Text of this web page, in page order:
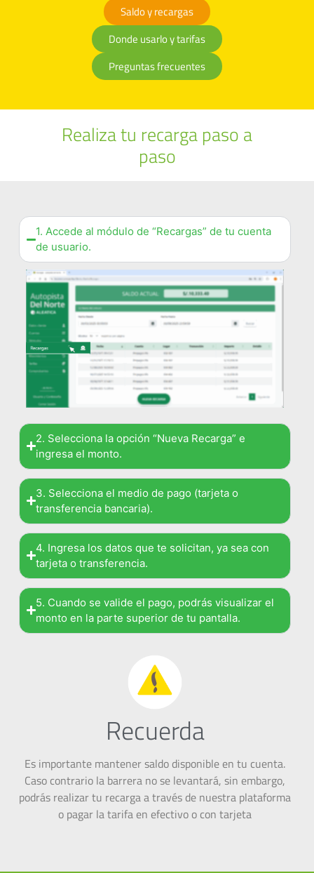
Saldo y recargas
Donde usarlo y tarifas
Preguntas frecuentes
Realiza tu recarga paso a
paso
1. Accede al módulo de “Recargas” de tu cuenta
de usuario.
2. Selecciona la opción “Nueva Recarga” e
ingresa el monto.
3. Selecciona el medio de pago (tarjeta o
transferencia bancaria).
4. Ingresa los datos que te solicitan, ya sea con
tarjeta o transferencia.
5. Cuando se valide el pago, podrás visualizar el
monto en la parte superior de tu pantalla.
Recuerda
Es importante mantener saldo disponible en tu cuenta.
Caso contrario la barrera no se levantará, sin embargo,
podrás realizar tu recarga a través de nuestra plataforma
o pagar la tarifa en efectivo o con tarjeta